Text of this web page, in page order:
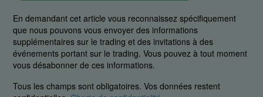
En demandant cet article vous reconnaissez spécifiquement
que nous pouvons vous envoyer des informations
supplémentaires sur le trading et des invitations à des
événements portant sur le trading. Vous pouvez à tout moment
vous désabonner de ces informations.
Tous les champs sont obligatoires. Vos données restent